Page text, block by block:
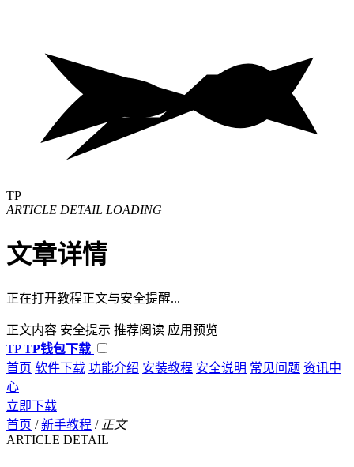
TP
ARTICLE DETAIL LOADING
文章详情
正在打开教程正文与安全提醒...
正文内容 安全提示 推荐阅读 应用预览
TP TP钱包下载
首页 软件下载 功能介绍 安装教程 安全说明 常见问题 资讯中
心
立即下载
首页 / 新手教程 / 正文
ARTICLE DETAIL